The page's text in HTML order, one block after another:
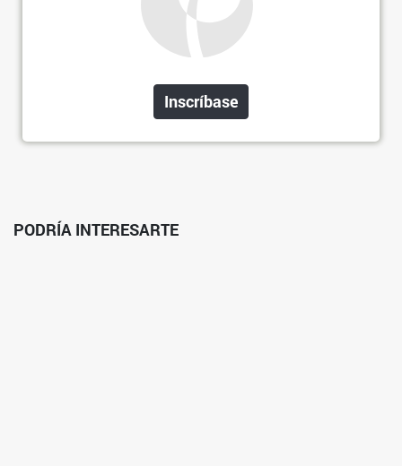
Inscríbase
PODRÍA INTERESARTE